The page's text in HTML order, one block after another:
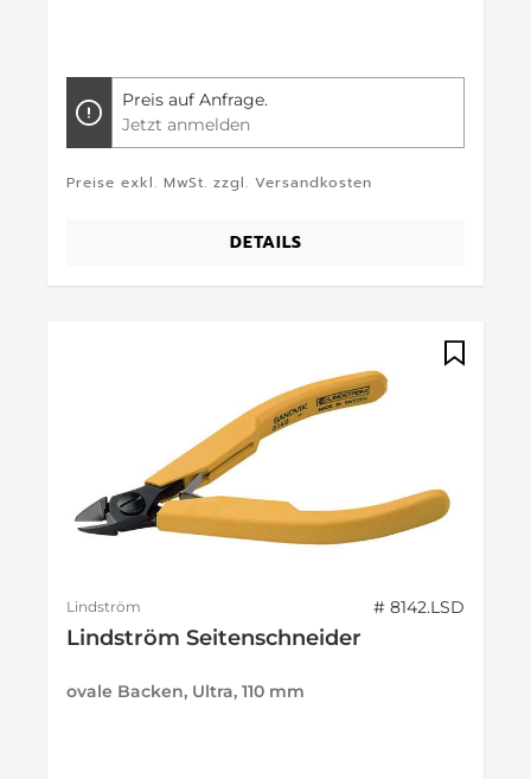
Preis auf Anfrage.
Jetzt anmelden
Preise exkl. MwSt. zzgl. Versandkosten
DETAILS
Lindström # 8142.LSD
Lindström Seitenschneider
ovale Backen, Ultra, 110 mm